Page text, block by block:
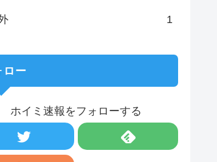
1
ロー
ホイミ速報をフォローする